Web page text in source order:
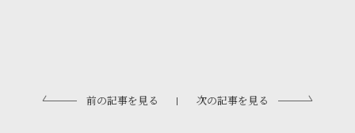
前の記事を見る | 次の記事を見る